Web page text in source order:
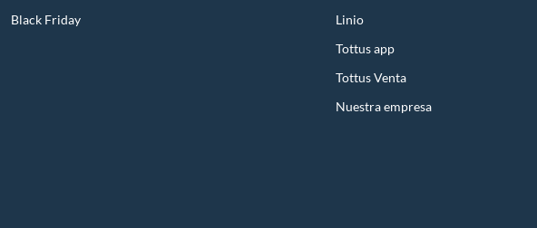
Black Friday
Linio
Tottus app
Tottus Venta
Nuestra empresa